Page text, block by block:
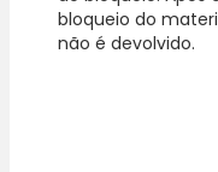
bloqueio do
não é devolvido.